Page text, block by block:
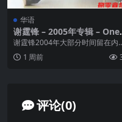
华语
谢霆锋 – 2005年专辑 –
nch Closer(香港版) Flac
谢霆锋2004年大部分时间留在内
拍剧《小鱼儿与花无缺》，并专心
电影《情天大圣》...
1 周前
评论(0)